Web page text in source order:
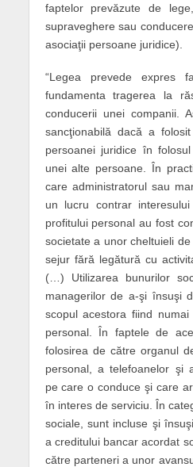
faptelor prevăzute de
supraveghere sau
asociaţii persoane juridice).
“Legea prevede expres
fundamenta tragerea la
conducerii unei companii.
sancţionabilă dacă a
persoanei juridice în
unei alte persoane. În
care administratorul sau
un lucru contrar
profitului personal au fost
societate a unor cheltuieli
sejur fără legătură cu
(…) Utilizarea bunurilor
managerilor de a-şi însuşi
scopul acestora fiind
personal. În faptele de
folosirea de către organul
personal, a telefoanelor şi
pe care o conduce şi care
în interes de serviciu. În
sociale, sunt incluse şi
a creditului bancar acordat
către parteneri a unor